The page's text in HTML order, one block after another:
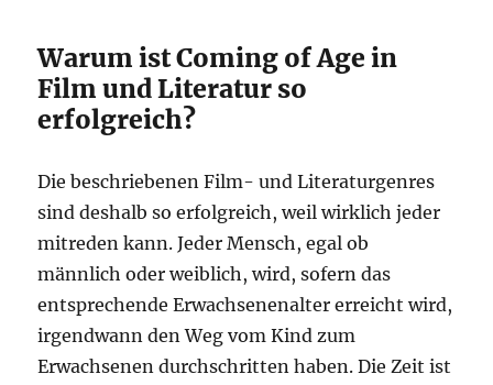
Warum ist Coming of Age in
Film und Literatur so
erfolgreich?
Die beschriebenen Film- und Literaturgenres
sind deshalb so erfolgreich, weil wirklich jeder
mitreden kann. Jeder Mensch, egal ob
männlich oder weiblich, wird, sofern das
entsprechende Erwachsenenalter erreicht wird,
irgendwann den Weg vom Kind zum
Erwachsenen durchschritten haben. Die Zeit ist